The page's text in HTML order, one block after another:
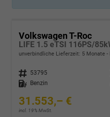
Volkswagen T-Roc
unverbindliche Lieferzeit: 5 Monate
Fahrzeugnr. 53795
Kraftstoff
Benzin
31.553,– €
incl. 19% MwSt.